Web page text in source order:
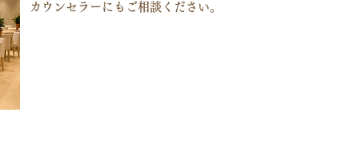
​カウンセラーにもご相談ください。